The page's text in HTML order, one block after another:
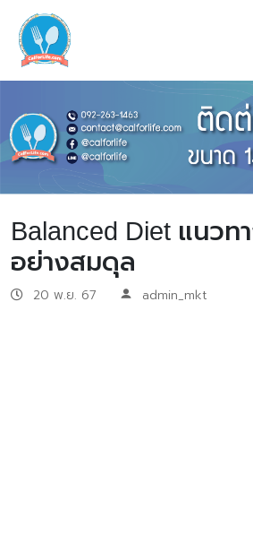
Balanced Diet แนวท
อย่างสมดุล
20 พ.ย. 67 admin_mkt